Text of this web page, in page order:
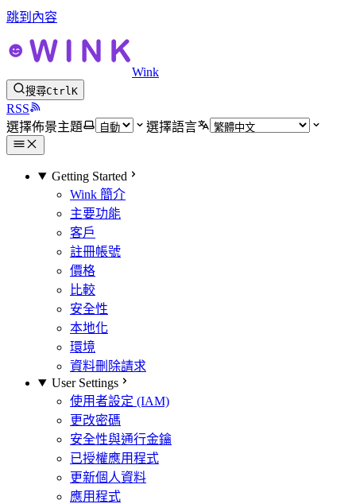
跳到內容
Wink
搜尋CtrlK
RSS
選擇佈景主題
選擇語言
Getting Started
Wink 簡介
主要功能
客戶
註冊帳號
價格
比較
安全性
本地化
環境
資料刪除請求
User Settings
使用者設定 (IAM)
更改密碼
安全性與通行金鑰
已授權應用程式
更新個人資料
應用程式